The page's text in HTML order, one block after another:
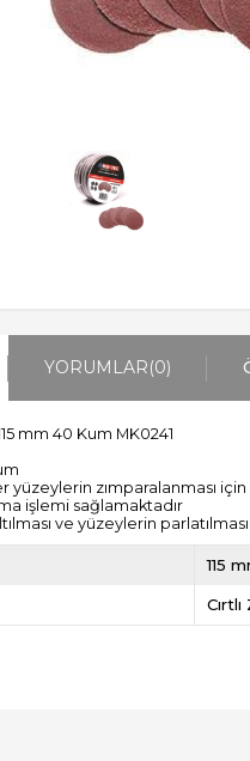
YORUMLAR(0)
mm 40 Kum MK0241
zımparalanması için
işlemi sağlamaktadır
ve yüzeylerin parlatılması
115